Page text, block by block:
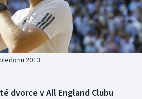
2013
dvorce v All England Clubu